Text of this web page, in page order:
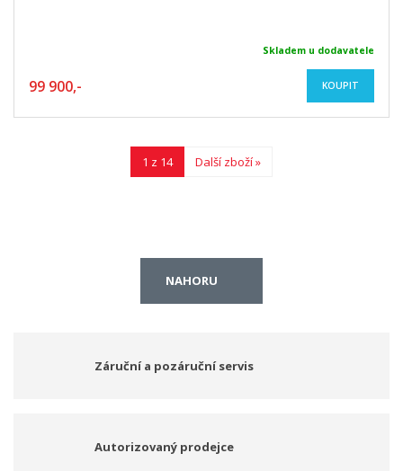
Skladem u dodavatele
99 900,- KOUPIT
1 z 14 Další zboží »
NAHORU
Záruční a pozáruční servis
Autorizovaný prodejce